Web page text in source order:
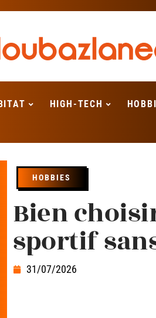
HIGH-TECH
HOBBIES
Bien
sportif
31/07/2026